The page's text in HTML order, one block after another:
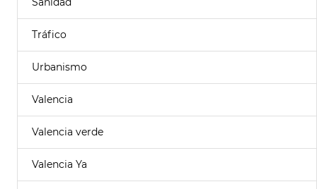
Tráfico
Urbanismo
Valencia
Valencia verde
Valencia Ya